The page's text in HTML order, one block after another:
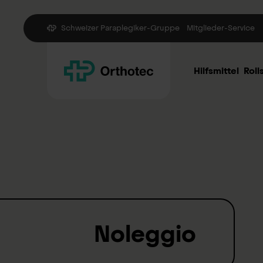
Schweizer Paraplegiker-Gruppe Mitglieder-Service
Hilfsmittel
Noleggio